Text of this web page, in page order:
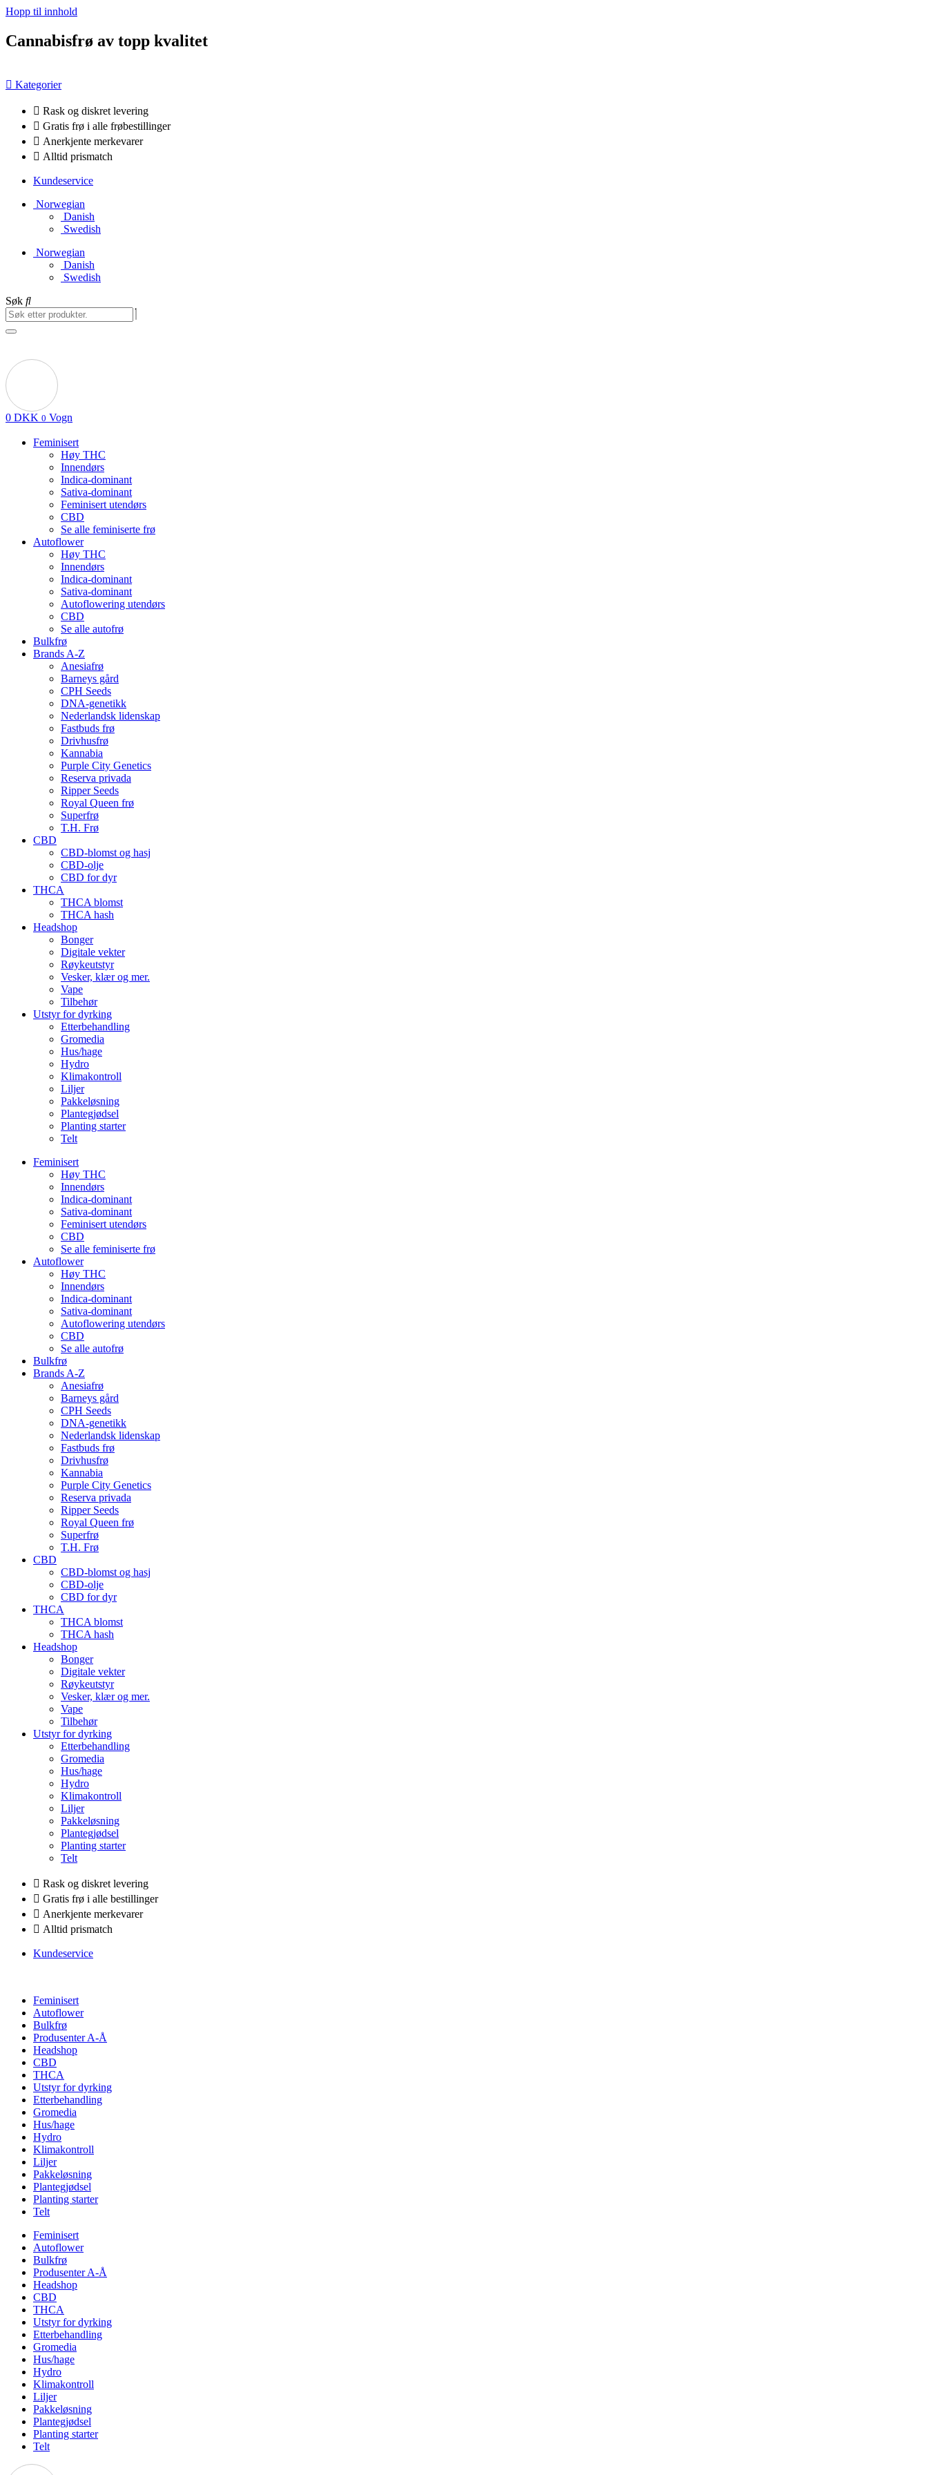
Hopp til innhold
Cannabisfrø av topp kvalitet
Kategorier
Rask og diskret levering
Gratis frø i alle frøbestillinger
Anerkjente merkevarer
Alltid prismatch
Kundeservice
Norwegian
Danish
Swedish
Norwegian
Danish
Swedish
Søk
0 DKK 0 Vogn
Feminisert
Høy THC
Innendørs
Indica-dominant
Sativa-dominant
Feminisert utendørs
CBD
Se alle feminiserte frø
Autoflower
Høy THC
Innendørs
Indica-dominant
Sativa-dominant
Autoflowering utendørs
CBD
Se alle autofrø
Bulkfrø
Brands A-Z
Anesiafrø
Barneys gård
CPH Seeds
DNA-genetikk
Nederlandsk lidenskap
Fastbuds frø
Drivhusfrø
Kannabia
Purple City Genetics
Reserva privada
Ripper Seeds
Royal Queen frø
Superfrø
T.H. Frø
CBD
CBD-blomst og hasj
CBD-olje
CBD for dyr
THCA
THCA blomst
THCA hash
Headshop
Bonger
Digitale vekter
Røykeutstyr
Vesker, klær og mer.
Vape
Tilbehør
Utstyr for dyrking
Etterbehandling
Gromedia
Hus/hage
Hydro
Klimakontroll
Liljer
Pakkeløsning
Plantegjødsel
Planting starter
Telt
Feminisert
Høy THC
Innendørs
Indica-dominant
Sativa-dominant
Feminisert utendørs
CBD
Se alle feminiserte frø
Autoflower
Høy THC
Innendørs
Indica-dominant
Sativa-dominant
Autoflowering utendørs
CBD
Se alle autofrø
Bulkfrø
Brands A-Z
Anesiafrø
Barneys gård
CPH Seeds
DNA-genetikk
Nederlandsk lidenskap
Fastbuds frø
Drivhusfrø
Kannabia
Purple City Genetics
Reserva privada
Ripper Seeds
Royal Queen frø
Superfrø
T.H. Frø
CBD
CBD-blomst og hasj
CBD-olje
CBD for dyr
THCA
THCA blomst
THCA hash
Headshop
Bonger
Digitale vekter
Røykeutstyr
Vesker, klær og mer.
Vape
Tilbehør
Utstyr for dyrking
Etterbehandling
Gromedia
Hus/hage
Hydro
Klimakontroll
Liljer
Pakkeløsning
Plantegjødsel
Planting starter
Telt
Rask og diskret levering
Gratis frø i alle bestillinger
Anerkjente merkevarer
Alltid prismatch
Kundeservice
Feminisert
Autoflower
Bulkfrø
Produsenter A-Å
Headshop
CBD
THCA
Utstyr for dyrking
Etterbehandling
Gromedia
Hus/hage
Hydro
Klimakontroll
Liljer
Pakkeløsning
Plantegjødsel
Planting starter
Telt
Feminisert
Autoflower
Bulkfrø
Produsenter A-Å
Headshop
CBD
THCA
Utstyr for dyrking
Etterbehandling
Gromedia
Hus/hage
Hydro
Klimakontroll
Liljer
Pakkeløsning
Plantegjødsel
Planting starter
Telt